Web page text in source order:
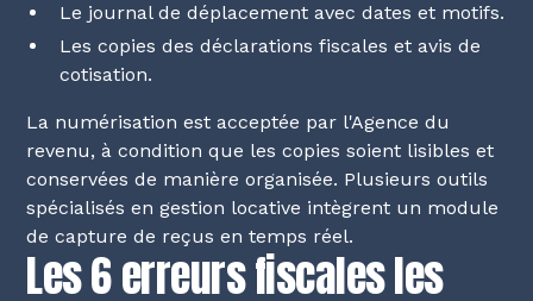
Le journal de déplacement avec dates et motifs.
Les copies des déclarations fiscales et avis de
cotisation.
La numérisation est acceptée par l'Agence du
revenu, à condition que les copies soient lisibles et
conservées de manière organisée. Plusieurs outils
spécialisés en gestion locative intègrent un module
de capture de reçus en temps réel.
Les 6 erreurs fiscales les